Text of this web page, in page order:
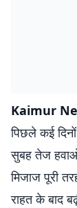
Kaimur
पिछले कई
सुबह तेज
मिजाज पूरी
राहत के बाद